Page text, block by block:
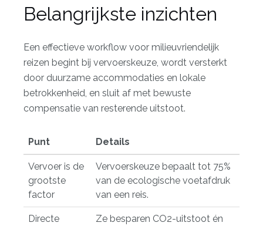
Belangrijkste inzichten
Een effectieve workflow voor milieuvriendelijk
reizen begint bij vervoerskeuze, wordt versterkt
door duurzame accommodaties en lokale
betrokkenheid, en sluit af met bewuste
compensatie van resterende uitstoot.
Punt Details
Vervoer is de
grootste
factor
Vervoerskeuze bepaalt tot 75%
van de ecologische voetafdruk
van een reis.
Directe
Ze besparen CO2-uitstoot én